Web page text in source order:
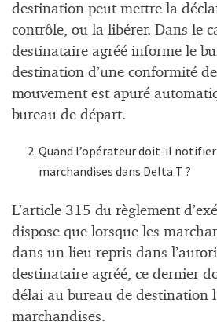
destination peut mettre la
contrôle, ou la libérer. Dans le
destinataire agréé informe le
destination d’une conformité
mouvement est apuré
bureau de départ.
Quand l’opérateur doit-il notifier
marchandises dans Delta T ?
L’article 315 du règlement
dispose que lorsque les
dans un lieu repris dans
destinataire agréé, ce dernier
délai au bureau de destination
marchandises.